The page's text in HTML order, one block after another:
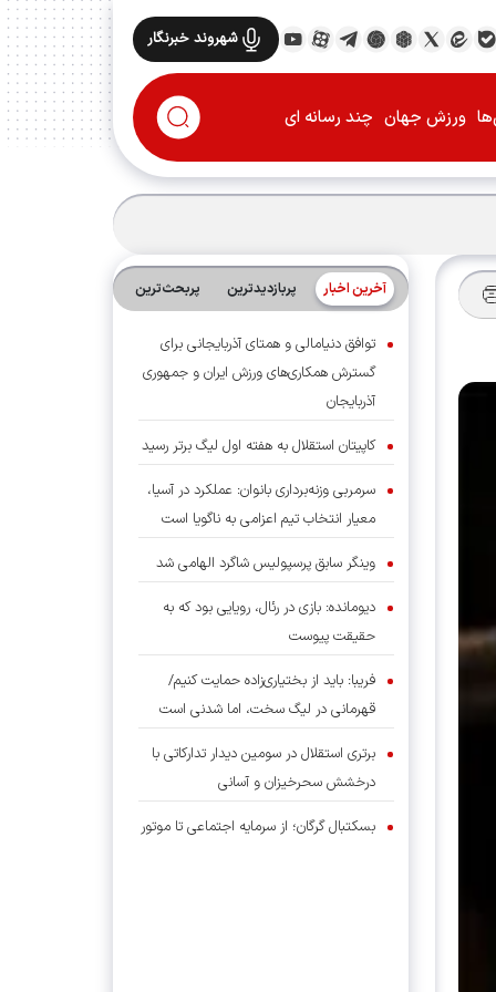
شهروند خبرنگار
ورزش جهان چند رسانه ای
آخرین اخبار پربازدیدترین پربحث‌ترین‌
توافق دنیامالی و همتای آذربایجانی برای
گسترش همکاری‌های ورزش ایران و جمهوری
آذربایجان
کاپیتان استقلال به هفته اول لیگ برتر رسید
سرمربی وزنه‌برداری بانوان: عملکرد در آسیا،
معیار انتخاب تیم اعزامی به ناگویا است
وینگر سابق پرسپولیس شاگرد الهامی شد
دیومانده: بازی در رئال، رویایی بود که به
حقیقت پیوست
فریبا: باید از بختیاری‌زاده حمایت کنیم/
قهرمانی در لیگ سخت، اما شدنی است
برتری استقلال در سومین دیدار تدارکاتی با
درخشش سحرخیزان و آسانی
بسکتبال گرگان؛ از سرمایه اجتماعی تا موتور